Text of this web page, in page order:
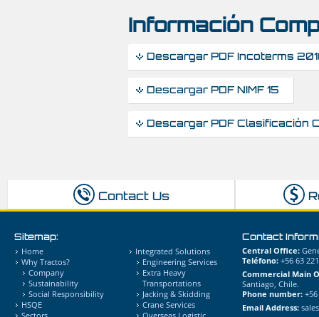
Información
Descargar PDF Incoterms
Descargar PDF NIMF 15
Descargar PDF Clasificación
Contact Us
Sitemap:
Home
Why Tractos?
Company
Sustainability
Social Responsibility
HSQE
Integrated Solutions
Engineering Services
Extra Heavy
Transportations
Jacking & Skidding
Crane Services
Contact
Central Office:
Teléfono: +56 63
Commercial Main
Santiago, Chile.
Phone number:
Email Address: